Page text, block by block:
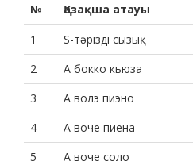
№ Қазақша атауы
1
S-тәрізді сызық
2
А бокко кьюза
3
А волэ пиэно
4
А воче пиена
5
А воче соло